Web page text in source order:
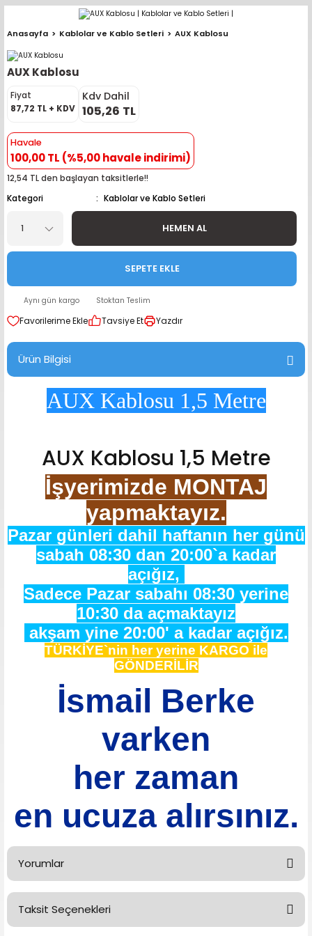
Geri Dön
Geri Dön
(Büyük Ekran)
Teypler
Geri Dön
(Mid Takımları)
Geri Dön
Takımları
Hoparlör Takımları
Takımları
Takımları
Hoparlör Takımları
Geri Dön
Sistemleri
Geri Dön
ve Alarm
Geri Dön
Geri Dön
Geri Dön
Anasayfa Kablolar ve Kablo Setleri AUX Kablosu
AUX Kablosu
Fiyat
87,72 TL + KDV
Kdv Dahil
105,26 TL
Havale
100,00 TL (%5,00 havale indirimi)
12,54 TL den başlayan taksitlerle!!
Kategori
Kablolar ve Kablo Setleri
HEMEN AL
SEPETE EKLE
Aynı gün kargo Stoktan Teslim
Tavsiye Et Yazdır
Ürün Bilgisi
AUX Kablosu 1,5 Metre
AUX Kablosu 1,5 Metre
İşyerimizde MONTAJ
yapmaktayız.
Pazar günleri dahil haftanın her günü
sabah 08:30 dan 20:00`a kadar
açığız,
Sadece Pazar sabahı 08:30 yerine
10:30 da açmaktayız
akşam yine 20:00' a kadar açığız.
TÜRKİYE`nin her yerine KARGO ile
GÖNDERİLİR
İsmail Berke
varken
her zaman
en ucuza alırsınız.
Yorumlar
Bu ürüne ilk yorumu siz yapın!
Taksit Seçenekleri